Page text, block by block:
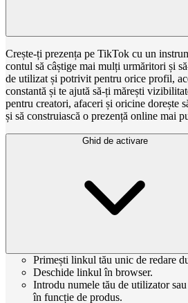
Crește-ți prezența pe TikTok cu un
contul să câștige mai mulți urmăritori și
de utilizat și potrivit pentru orice profil,
constantă și te ajută să-ți mărești
pentru creatori, afaceri și oricine dorește
și să construiască o prezență online mai
Ghid de activare
Primești linkul tău unic de redare
Deschide linkul în browser.
Introdu numele tău de utilizator
în funcție de produs.